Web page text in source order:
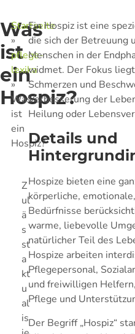
Was
ist
ein
Hospiz?
Startseite
»
pflege-
lexika
»
Was
ist
ein
Hospiz?
Z
ul
ä
s
st
a
kt
u
al
is
Ein Hospiz ist eine
die sich der Betreuung
Menschen in der
widmet. Der Fokus
Schmerzen und
Verbesserung der
Heilung oder
Details und
Hospize bieten eine
körperliche,
Bedürfnisse
warme, liebevolle
natürlicher Teil des
Hospize arbeiten
Pflegepersonal,
und freiwilligen
Pflege und
Der Begriff „Hospiz“